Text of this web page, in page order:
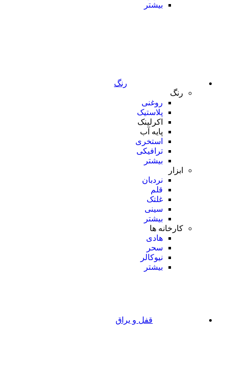
بیشتر
رنگ
رنگ
روغنی
پلاستیک
اکرلینک
پایه آب
استخری
ترافیکی
بیشتر
ابزار
نردبان
قلم
غلتک
سینی
بیشتر
کارخانه ها
هادی
سحر
نیوکالر
بیشتر
قفل و یراق